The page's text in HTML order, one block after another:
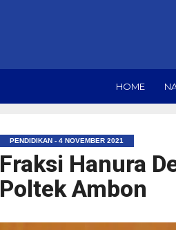
HOME
PENDIDIKAN - 4 NOVEMBER 2021
Fraksi Hanura
Poltek Ambon